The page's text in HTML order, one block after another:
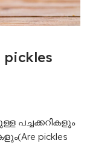
pickles
പച്ചക്കറികളും
pickles